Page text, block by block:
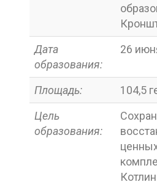
Дата
образования:
26
Площадь:
104,5
Цель
образования: